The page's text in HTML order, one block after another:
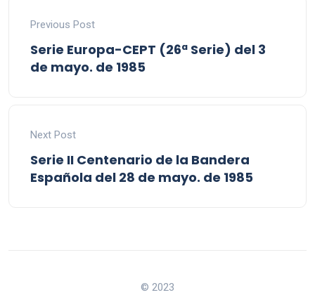
Previous Post
Serie Europa-CEPT (26ª Serie) del 3
de mayo. de 1985
Next Post
Serie II Centenario de la Bandera
Española del 28 de mayo. de 1985
© 2023